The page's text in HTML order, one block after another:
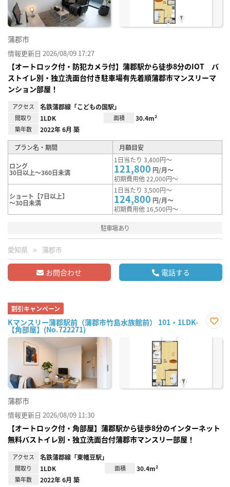
蒲郡市
情報更新日 2026/08/09 17:27
【オートロック付・防犯カメラ付】蒲郡駅から徒歩8分のIOT バ
ストイレ別・独立洗面台付き駐車場有先着順蒲郡市マンスリーマ
ンション部屋！
アクセス 名鉄蒲郡線「こどもの国駅」
間取り 1LDK 面積 30.4m²
築年数 2022年 6月 築
プラン名・期間 月額目安
ロング
30日以上～360日未満
1日当たり 3,400円～
121,800 円/月～
初期費用他 22,000円～
ショート【7日以上】
～30日未満
1日当たり 3,500円～
124,800 円/月～
初期費用他 16,500円～
駐車場あり
愛知県 蒲郡市
お問合わせ 電話する
割引キャンペーン
Kマンスリー蒲郡駅前（蒲郡市竹島水族館前） 101・1LDK-
【角部屋】(No.722271)
に入
蒲郡市
情報更新日 2026/08/09 11:30
【オートロック付・角部屋】蒲郡駅から徒歩8分のインターネット
無料バストイレ別・独立洗面台付蒲郡市マンスリー部屋！
アクセス 名鉄蒲郡線「東幡豆駅」
間取り 1LDK 面積 30.4m²
築年数 2022年 6月 築